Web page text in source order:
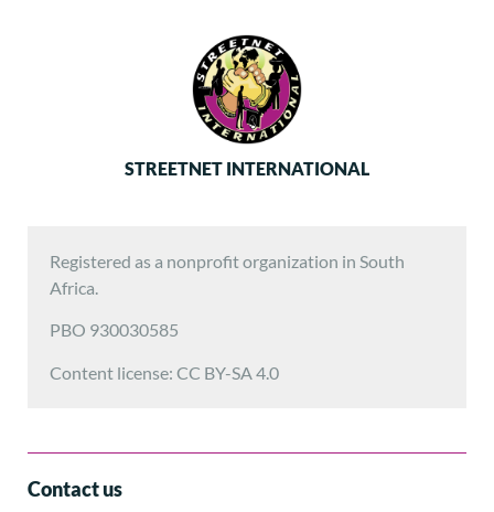
STREETNET INTERNATIONAL
Registered as a nonprofit organization in South
Africa.
PBO 930030585
Content license: CC BY-SA 4.0
Contact us